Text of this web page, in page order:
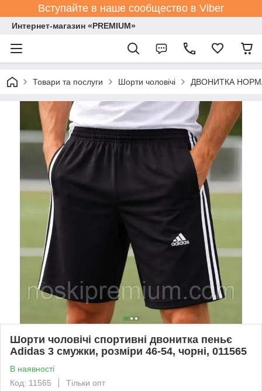
Вступайте в наше сообщество в Viber
Интернет-магазин «PREMIUM»
Товари та послуги Шорти чоловічі ДВОНИТКА НОРМА
Шорти чоловічі спортивні двонитка пеньє
Adidas 3 смужки, розміри 46-54, чорні, 011565
В наявності
Код: 11565
Тільки опт